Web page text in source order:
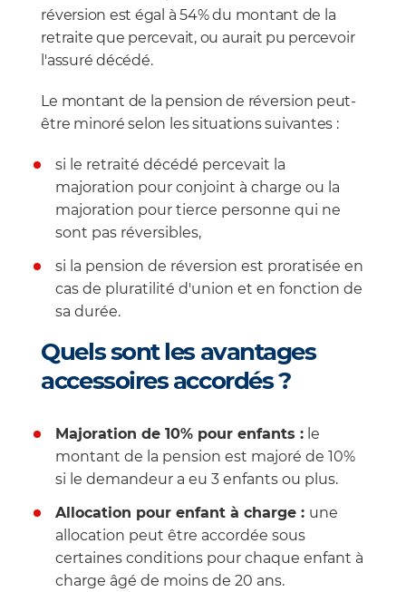
réversion est égal à 54% du montant de la
retraite que percevait, ou aurait pu percevoir
l'assuré décédé.
Le montant de la pension de réversion peut-
être minoré selon les situations suivantes :
si le retraité décédé percevait la
majoration pour conjoint à charge ou la
majoration pour tierce personne qui ne
sont pas réversibles,
si la pension de réversion est proratisée en
cas de pluratilité d'union et en fonction de
sa durée.
Quels sont les avantages
accessoires accordés ?
Majoration de 10% pour enfants : le
montant de la pension est majoré de 10%
si le demandeur a eu 3 enfants ou plus.
Allocation pour enfant à charge : une
allocation peut être accordée sous
certaines conditions pour chaque enfant à
charge âgé de moins de 20 ans.